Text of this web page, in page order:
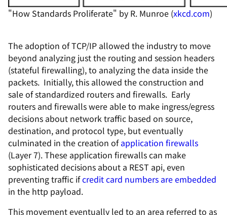
"How Standards Proliferate" by R. Munroe (xkcd.com)
The adoption of TCP/IP allowed the industry to move
beyond analyzing just the routing and session headers
(stateful firewalling), to analyzing the data inside the
packets. Initially, this allowed the construction and
sale of standardized routers and firewalls. Early
routers and firewalls were able to make ingress/egress
decisions about network traffic based on source,
destination, and protocol type, but eventually
culminated in the creation ofapplication firewalls
(Layer 7). These application firewalls can make
sophisticated decisions about a REST api, even
preventing traffic ifcredit card numbers are embedded
in the http payload.
This movement eventually led to an area referred to as